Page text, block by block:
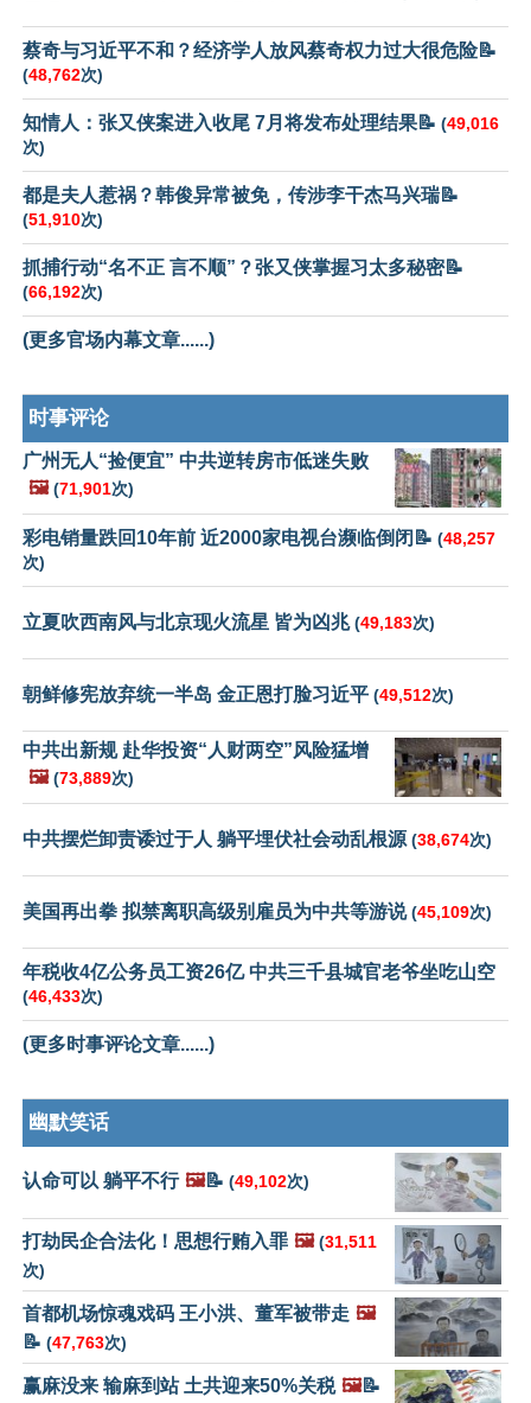
蔡奇与习近平不和？经济学人放风蔡奇权力过大很危险📝
(48,762次)
知情人：张又侠案进入收尾 7月将发布处理结果📝 (49,016
次)
都是夫人惹祸？韩俊异常被免，传涉李干杰马兴瑞📝
(51,910次)
抓捕行动“名不正 言不顺”？张又侠掌握习太多秘密📝
(66,192次)
(更多官场内幕文章......)
时事评论
广州无人“捡便宜” 中共逆转房市低迷失败
🖼️ (71,901次)
彩电销量跌回10年前 近2000家电视台濒临倒闭📝 (48,257
次)
立夏吹西南风与北京现火流星 皆为凶兆(49,183次)
朝鲜修宪放弃统一半岛 金正恩打脸习近平 (49,512次)
中共出新规 赴华投资“人财两空”风险猛增
🖼️ (73,889次)
中共摆烂卸责诿过于人 躺平埋伏社会动乱根源 (38,674次)
美国再出拳 拟禁离职高级别雇员为中共等游说(45,109次)
年税收4亿公务员工资26亿 中共三千县城官老爷坐吃山空
(46,433次)
(更多时事评论文章......)
幽默笑话
认命可以 躺平不行 🖼️📝 (49,102次)
打劫民企合法化！思想行贿入罪 🖼️ (31,511
次)
首都机场惊魂戏码 王小洪、董军被带走 🖼️
📝 (47,763次)
赢麻没来 输麻到站 土共迎来50%关税 🖼️📝